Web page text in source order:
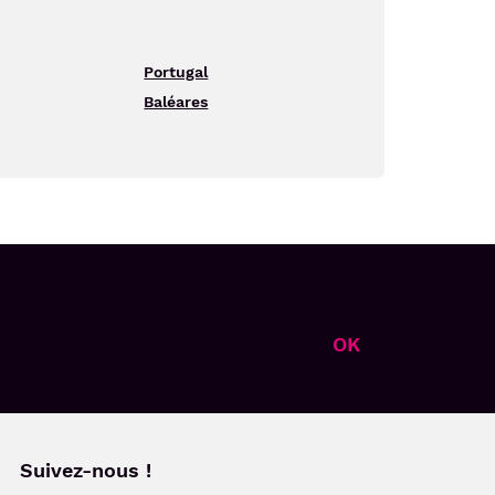
Portugal
Baléares
OK
Suivez-nous !